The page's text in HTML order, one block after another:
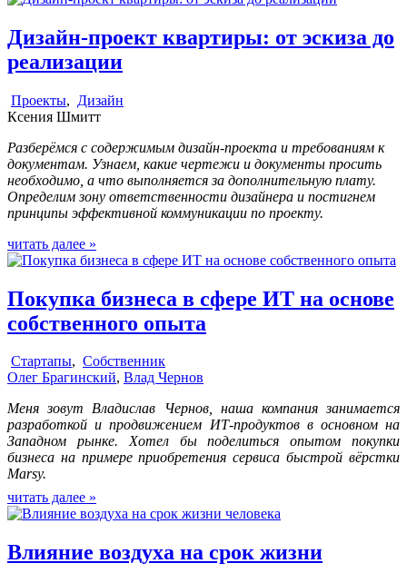
Дизайн-проект квартиры: от эскиза до
реализации
Проекты, Дизайн
Ксения Шмитт
Разберёмся с содержимым дизайн-проекта и требованиям к
документам. Узнаем, какие чертежи и документы просить
необходимо, а что выполняется за дополнительную плату.
Определим зону ответственности дизайнера и постигнем
принципы эффективной коммуникации по проекту.
читать далее »
Покупка бизнеса в сфере ИТ на основе
собственного опыта
Стартапы, Собственник
Олег Брагинский, Влад Чернов
Меня зовут Владислав Чернов, наша компания занимается
разработкой и продвижением ИТ-продуктов в основном на
Западном рынке. Хотел бы поделиться опытом покупки
бизнеса на примере приобретения сервиса быстрой вёрстки
Marsy.
читать далее »
Влияние воздуха на срок жизни